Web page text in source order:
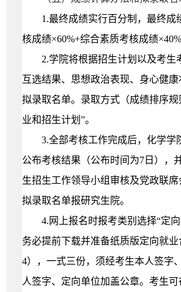
1.最终成绩实行百分制，最终成
核成绩×60%+综合素质考核成绩
2.学院将根据招生计划以及考生
互选结果、思想政治表现、身心健
拟录取名单。录取方式（成绩排序规
业和招生计划”。
3.全部考核工作完成后，化学学
公布考核结果（公布时间为7日），
生招生工作领导小组审核及党政联
拟录取名单报研究生院。
4.网上报名时报考类别选择“定向
务必提前下载并准备纸质版定向就
4），一式三份，须经考生本人签字
人签字、定向单位加盖公章。考生